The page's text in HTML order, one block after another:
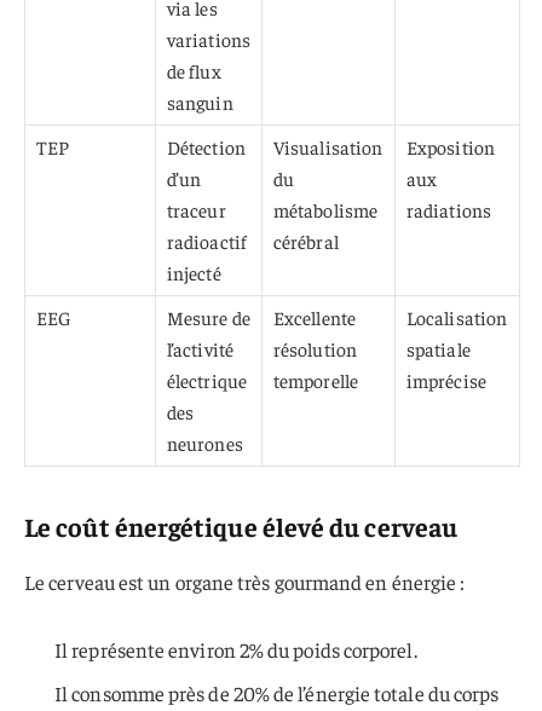
via les
variations
de flux
sanguin
TEP
Détection
d’un
traceur
radioactif
injecté
Visualisation
du
métabolisme
cérébral
Exposition
aux
radiations
EEG
Mesure de
l’activité
électrique
des
neurones
Excellente
résolution
temporelle
Localisation
spatiale
imprécise
Le coût énergétique élevé du cerveau
Le cerveau est un organe très gourmand en énergie :
Il représente environ 2% du poids corporel.
Il consomme près de 20% de l’énergie totale du corps